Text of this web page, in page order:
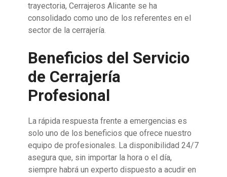
trayectoria, Cerrajeros Alicante se ha
consolidado como uno de los referentes en el
sector de la cerrajería.
Beneficios del Servicio
de Cerrajería
Profesional
La rápida respuesta frente a emergencias es
solo uno de los beneficios que ofrece nuestro
equipo de profesionales. La disponibilidad 24/7
asegura que, sin importar la hora o el día,
siempre habrá un experto dispuesto a acudir en